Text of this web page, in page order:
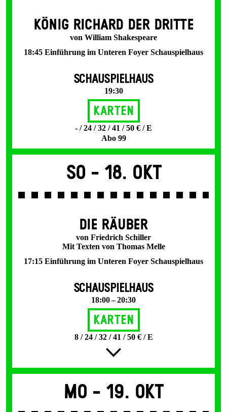
KÖNIG RICHARD DER DRITTE
von William Shakespeare
18:45 Einführung im Unteren Foyer Schauspielhaus
SCHAUSPIELHAUS
19:30
Karten
- / 24 / 32 / 41 / 50 € / E
Abo 99
So - 18. Okt
DIE RÄUBER
von Friedrich Schiller
Mit Texten von Thomas Melle
17:15 Einführung im Unteren Foyer Schauspielhaus
SCHAUSPIELHAUS
18:00 – 20:30
Karten
8 / 24 / 32 / 41 / 50 € / E
Mo - 19. Okt